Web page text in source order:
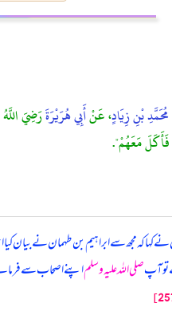
مُحَمَّدِ بْنِ زِيَادٍ، عَنْأَبِي هُرَيْرَةَرَضِيَ
فَأَكَلَ مَعَهُمْ".
کہ مجھ سے ابراہیم بن طہمان نے بیان
تو آپصلی اللہ علیہ وسلماپنے اصحاب سے